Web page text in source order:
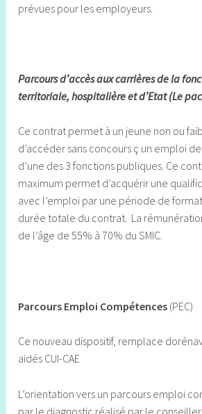
prévues pour les employeurs.
Parcours d’accès aux carrières de la
territoriale, hospitalière et d’Etat (Le
Ce contrat permet à un jeune non ou
d’accéder sans concours ç un emploi
d’une des 3 fonctions publiques. Ce
maximum permet d’acquérir une
avec l’emploi par une période de
durée totale du contrat. La
de l’âge de 55% à 70% du SMIC.
Parcours Emploi Compétences (PEC)
Ce nouveau dispositif, remplace
aidés CUI-CAE
L’orientation vers un parcours emploi
par le diagnostic réalisé par le